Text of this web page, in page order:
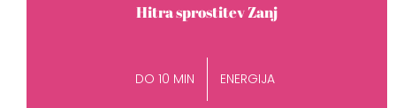
Hitra sprostitev Zanj
DO 10 MIN ENERGIJA